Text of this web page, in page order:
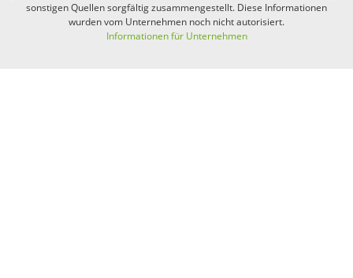
sonstigen Quellen sorgfältig zusammengestellt. Diese Informationen
wurden vom Unternehmen noch nicht autorisiert.
Informationen für Unternehmen